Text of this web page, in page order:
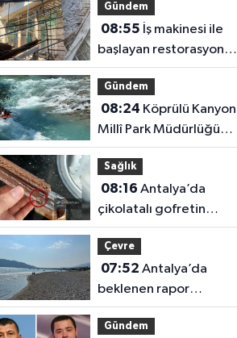
Gündem
08:55
başlayan restorasyonda
tarihi cami yıkıldı!
Gündem
08:24
Millî Park Müdürlüğü
kuruldu
Sağlık
08:16
çikolatalı gofretin
içinden kurt çıktı!
Çevre
07:52
beklenen rapor
açıklandı: Mikroplastik
kirliliğinin kaynağı belli
Gündem